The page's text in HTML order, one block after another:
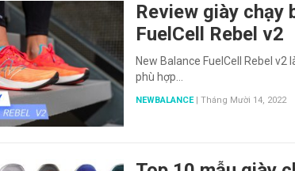
Review giày chạy
FuelCell Rebel v2
New Balance FuelCell Rebel v2
phù hợp…
NEWBALANCE | Tháng Mười 14, 2022